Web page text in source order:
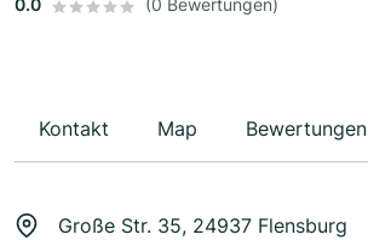
0.0 (0 Bewertungen)
Kontakt Map Bewertungen
Große Str. 35, 24937 Flensburg